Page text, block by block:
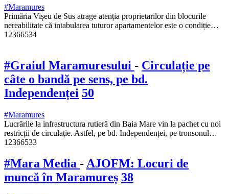
#Maramures
Primăria Vișeu de Sus atrage atenția proprietarilor din blocurile
nereabilitate că intabularea tuturor apartamentelor este o condiție…
12366534
#Graiul Maramuresului - Circulație pe
câte o bandă pe sens, pe bd.
Independenței 50
#Maramures
Lucrările la infrastructura rutieră din Baia Mare vin la pachet cu noi
restricții de circulație. Astfel, pe bd. Independenței, pe tronsonul…
12366533
#Mara Media -AJOFM: Locuri de
muncă în Maramureș 38